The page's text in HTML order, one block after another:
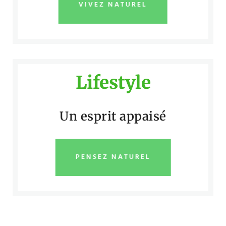
VIVEZ NATUREL
Lifestyle
Un esprit appaisé
PENSEZ NATUREL